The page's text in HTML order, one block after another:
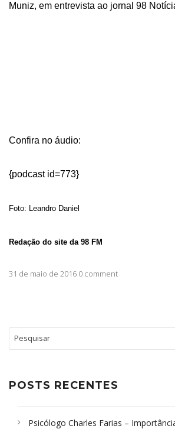
Muniz, em entrevista ao jornal 98
Confira no áudio:
{podcast id=773}
Foto: Leandro Daniel
Redação do site da 98 FM
31 de maio de 2016 0 comment
POSTS RECENTES
Psicólogo Charles Farias –